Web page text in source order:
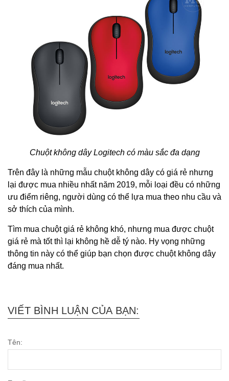
Chuột không dây Logitech có màu sắc đa dạng
Trên đây là những mẫu chuột không dây có giá rẻ nhưng
lại được mua nhiều nhất năm 2019, mỗi loại đều có những
ưu điểm riêng, người dùng có thể lựa mua theo nhu cầu và
sở thích của mình.
Tìm mua chuột giá rẻ không khó, nhưng mua được chuột
giá rẻ mà tốt thì lại không hề dễ tý nào. Hy vọng những
thông tin này có thể giúp bạn chọn được chuột không dây
đáng mua nhất.
VIẾT BÌNH LUẬN CỦA BẠN:
Tên: